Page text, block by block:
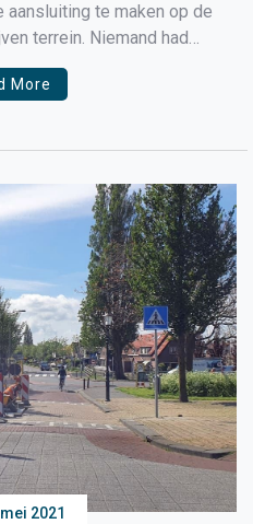
aansluiting te maken op de
terrein. Niemand had
bedrijven zo groot
de SP in Noord-Holland
More
2021